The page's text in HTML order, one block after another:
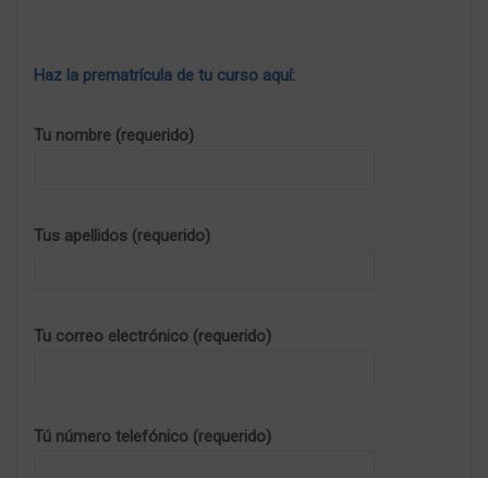
Haz la prematrícula de tu curso aquí:
Tu nombre (requerido)
Tus apellidos (requerido)
Tu correo electrónico (requerido)
Tú número telefónico (requerido)